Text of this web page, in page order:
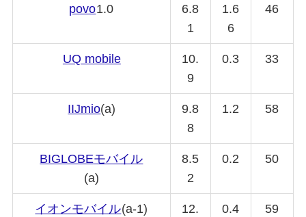
povo1.0
6.8
1
1.6
6
46
UQ mobile
10.
9
0.3 33
IIJmio(a)
9.8
8
1.2 58
BIGLOBEモバイル
(a)
8.5
2
0.2 50
イオンモバイル(a-1)
12.
0.4
59